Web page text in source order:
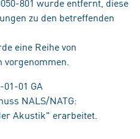
zu den betreffenden
eine Reihe von
01 GA
NALS/NATG:
Akustik" erarbeitet.